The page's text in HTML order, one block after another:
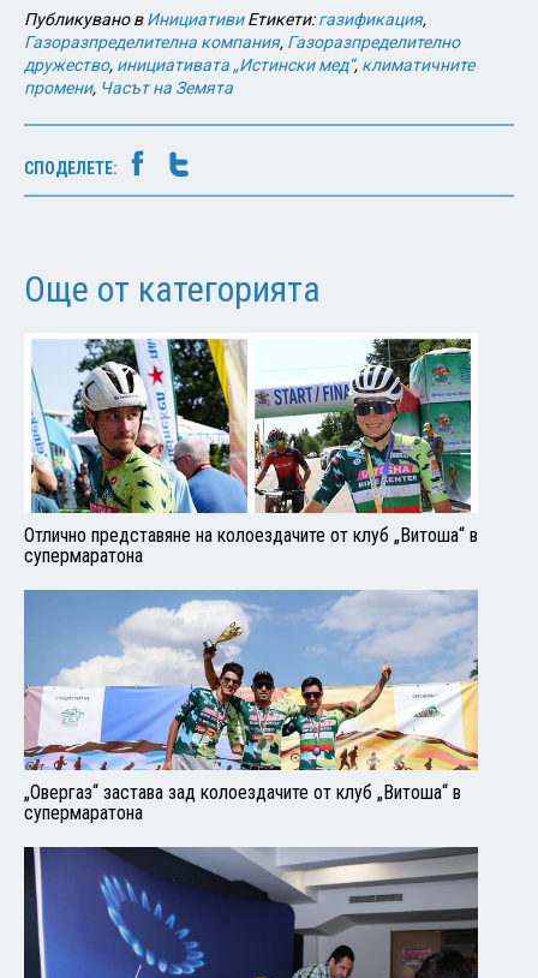
Публикувано вИнициативи Етикети:газификация,
Газоразпределителна компания, Газоразпределително
дружество, инициативата „Истински мед“, климатичните
промени, Часът на Земята
СПОДЕЛЕТЕ:
Още от категорията
Отлично представяне на колоездачите от клуб „Витоша“ в
супермаратона
„Овергаз“ застава зад колоездачите от клуб „Витоша“ в
супермаратона